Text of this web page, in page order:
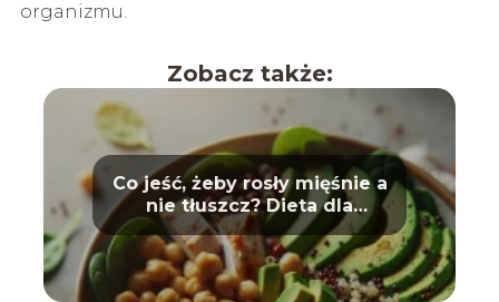
organizmu.
Zobacz także:
Co jeść, żeby rosły mięśnie a
nie tłuszcz? Dieta dla
sportowców